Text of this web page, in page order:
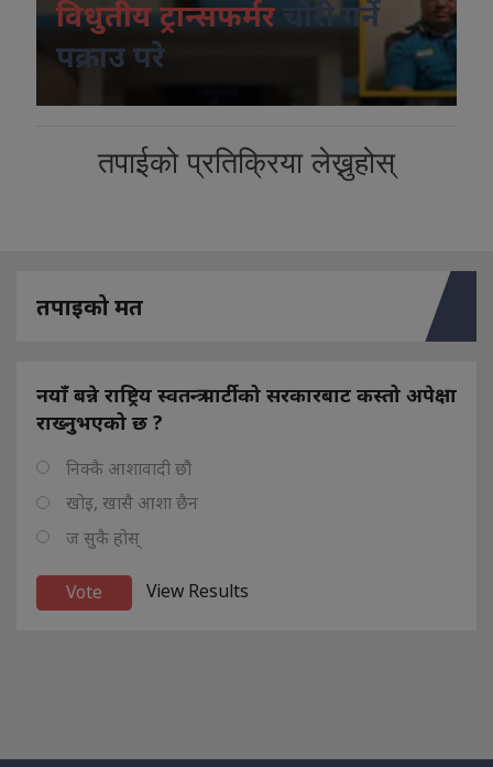
विधुतीय ट्रान्सफर्मर
चोरी गर्ने
पक्राउ परे
तपाईको प्रतिक्रिया लेख्नुहोस्
तपाइको मत
नयाँ बन्ने राष्ट्रिय स्वतन्त्र पार्टीको सरकारबाट कस्तो अपेक्षा
राख्नुभएको छ ?
निक्कै आशावादी छौ
खोइ, खासै आशा छैन
ज सुकै होस्
View Results